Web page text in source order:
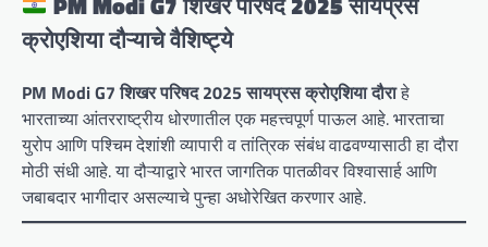
क्रोएशिया दौऱ्याचे वैशिष्ट्ये
PM Modi G7 शिखर परिषद 2025 सायप्रस क्रोएशिया दौराहे
भारताच्या आंतरराष्ट्रीय धोरणातील एक महत्त्वपूर्ण पाऊल आहे. भारताचा
युरोप आणि पश्चिम देशांशी व्यापारी व तांत्रिक संबंध वाढवण्यासाठी हा दौरा
मोठी संधी आहे. या दौऱ्याद्वारे भारत जागतिक पातळीवर विश्वासार्ह आणि
जबाबदार भागीदार असल्याचे पुन्हा अधोरेखित करणार आहे.